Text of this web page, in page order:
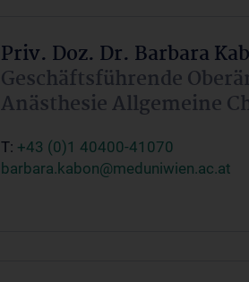
Priv. Doz. Dr. Barbara
Geschäftsführende
Anästhesie Allgemeine
T: +43 (0)1 40400-41070
barbara.kabon@meduniwien.ac.at